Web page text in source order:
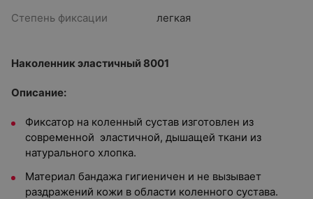
Степень фиксации
легкая
Наколенник эластичный 8001
Описание:
Фиксатор на коленный сустав изготовлен из
современной эластичной, дышащей ткани из
натурального хлопка.
Материал бандажа гигиеничен и не вызывает
раздражений кожи в области коленного сустава.